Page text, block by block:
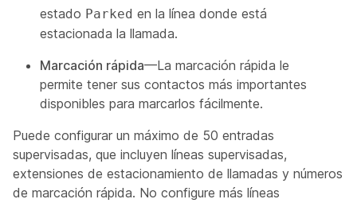
estado Parked en la línea donde está
estacionada la llamada.
Marcación rápida—La marcación rápida le
permite tener sus contactos más importantes
disponibles para marcarlos fácilmente.
Puede configurar un máximo de 50 entradas
supervisadas, que incluyen líneas supervisadas,
extensiones de estacionamiento de llamadas y números
de marcación rápida. No configure más líneas